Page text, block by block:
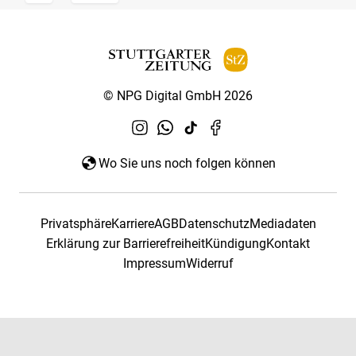
© NPG Digital GmbH 2026
Wo Sie uns noch folgen können
PrivatsphäreKarriereAGBDatenschutzMediadaten
Erklärung zur BarrierefreiheitKündigungKontakt
ImpressumWiderruf